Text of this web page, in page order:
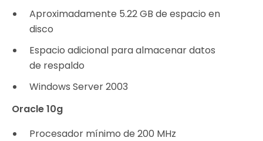
Aproximadamente 5.22 GB de espacio en
disco
Espacio adicional para almacenar datos
de respaldo
Windows Server 2003
Oracle 10g
Procesador mínimo de 200 MHz